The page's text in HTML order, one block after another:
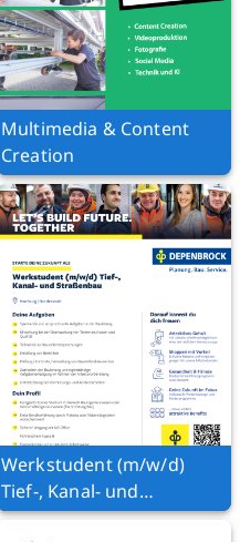
Multimedia & Content
Creation
Werkstudent (m/w/d)
Tief-, Kanal- und
Straßenbau